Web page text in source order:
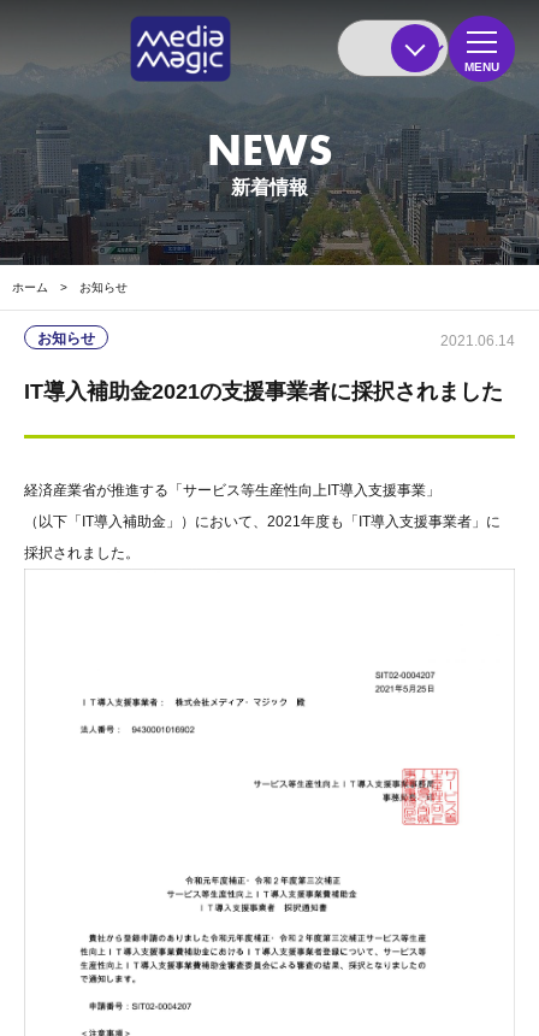
MENU
NEWS
新着情報
ホーム > お知らせ
お知らせ 2021.06.14
IT導入補助金2021の支援事業者に採択されました
経済産業省が推進する「サービス等生産性向上IT導入支援事業」
（以下「IT導入補助金」）において、2021年度も「IT導入支援事業者」に
採択されました。